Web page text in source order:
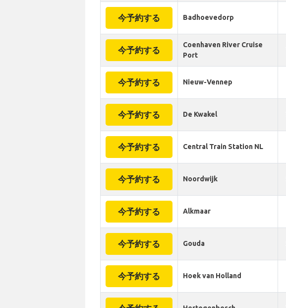
今予約する Badhoevedorp
今予約する
Coenhaven River Cruise
Port
今予約する Nieuw-Vennep
今予約する De Kwakel
今予約する Central Train Station NL
今予約する Noordwijk
今予約する Alkmaar
今予約する Gouda
今予約する Hoek van Holland